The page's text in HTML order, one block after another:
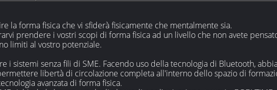
la forma fisica che vi sfiderà fisicamente che mentalmente sia.
prendere i vostri scopi di forma fisica ad un livello che non avete
limiti al vostro potenziale.
i sistemi senza fili di SME. Facendo uso della tecnologia di Bluetooth,
libertà di circolazione completa all'interno dello spazio di
avanzata di forma fisica.